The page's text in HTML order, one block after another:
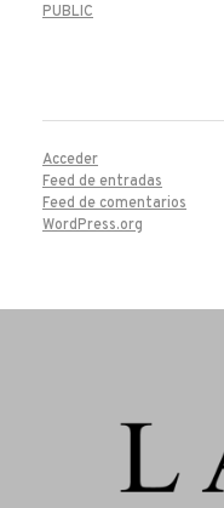
PUBLIC
Acceder
Feed de entradas
Feed de comentarios
WordPress.org